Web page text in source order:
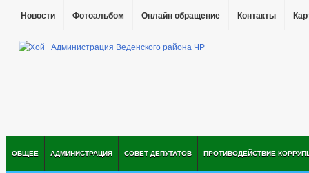
Новости Фотоальбом Онлайн обращение Контакты
ОБЩЕЕ АДМИНИСТРАЦИЯ СОВЕТ ДЕПУТАТОВ ПРОТИВОДЕЙСТВИЕ